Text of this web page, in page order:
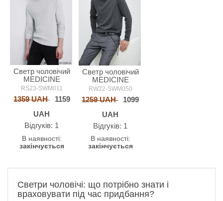
Светр чоловічий
MEDICINE
RS23-SWM011
1359 UAH
1159
UAH
Відгуків: 1
В наявності:
закінчується
Светр чоловічий
MEDICINE
RW22-SWM050
1259 UAH
1099
UAH
Відгуків: 1
В наявності:
закінчується
Светри чоловічі: що потрібно знати і
враховувати під час придбання?